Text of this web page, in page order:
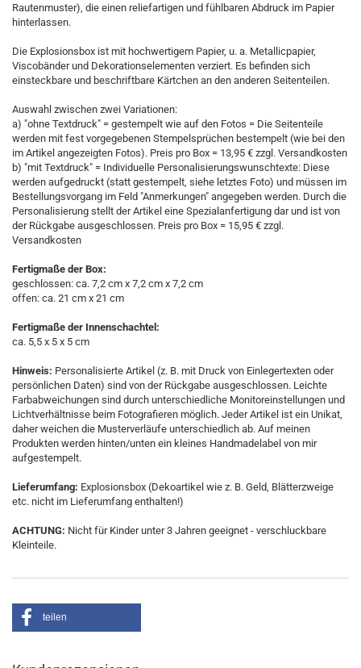
Rautenmuster), die einen reliefartigen und fühlbaren Abdruck im Papier
hinterlassen.
Die Explosionsbox ist mit hochwertigem Papier, u. a. Metallicpapier,
Viscobänder und Dekorationselementen verziert. Es befinden sich
einsteckbare und beschriftbare Kärtchen an den anderen Seitenteilen.
Auswahl zwischen zwei Variationen:
a) "ohne Textdruck" = gestempelt wie auf den Fotos = Die Seitenteile
werden mit fest vorgegebenen Stempelsprüchen bestempelt (wie bei den
im Artikel angezeigten Fotos). Preis pro Box = 13,95 € zzgl. Versandkosten
b) "mit Textdruck" = Individuelle Personalisierungswunschtexte: Diese
werden aufgedruckt (statt gestempelt, siehe letztes Foto) und müssen im
Bestellungsvorgang im Feld "Anmerkungen" angegeben werden. Durch die
Personalisierung stellt der Artikel eine Spezialanfertigung dar und ist von
der Rückgabe ausgeschlossen. Preis pro Box = 15,95 € zzgl.
Versandkosten
Fertigmaße der Box:
geschlossen: ca. 7,2 cm x 7,2 cm x 7,2 cm
offen: ca. 21 cm x 21 cm
Fertigmaße der Innenschachtel:
ca. 5,5 x 5 x 5 cm
Hinweis: Personalisierte Artikel (z. B. mit Druck von Einlegertexten oder
persönlichen Daten) sind von der Rückgabe ausgeschlossen. Leichte
Farbabweichungen sind durch unterschiedliche Monitoreinstellungen und
Lichtverhältnisse beim Fotografieren möglich. Jeder Artikel ist ein Unikat,
daher weichen die Musterverläufe unterschiedlich ab. Auf meinen
Produkten werden hinten/unten ein kleines Handmadelabel von mir
aufgestempelt.
Lieferumfang: Explosionsbox (Dekoartikel wie z. B. Geld, Blätterzweige
etc. nicht im Lieferumfang enthalten!)
ACHTUNG: Nicht für Kinder unter 3 Jahren geeignet - verschluckbare
Kleinteile.
teilen